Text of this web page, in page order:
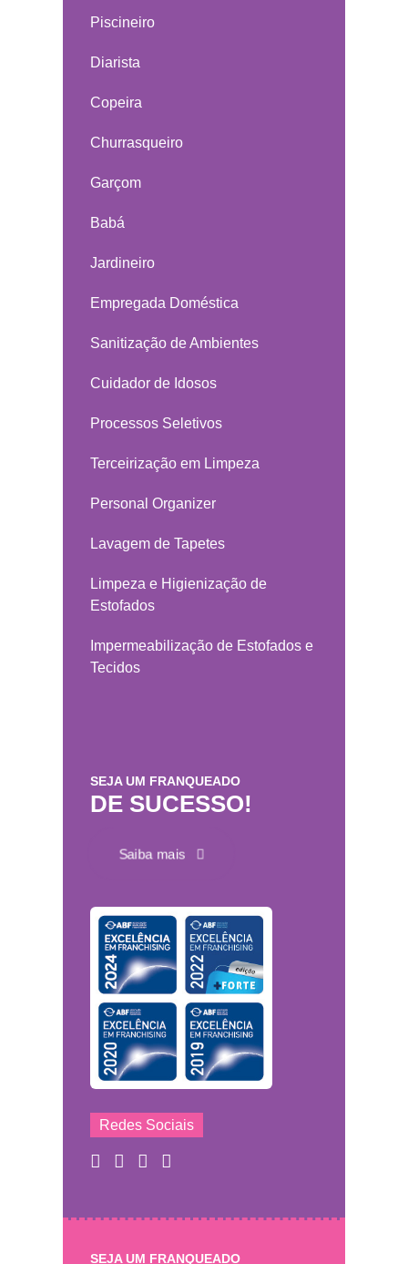
Piscineiro
Diarista
Copeira
Churrasqueiro
Garçom
Babá
Jardineiro
Empregada Doméstica
Sanitização de Ambientes
Cuidador de Idosos
Processos Seletivos
Terceirização em Limpeza
Personal Organizer
Lavagem de Tapetes
Limpeza e Higienização de
Estofados
Impermeabilização de Estofados e
Tecidos
SEJA UM FRANQUEADO
DE SUCESSO!
Saiba mais
Redes Sociais
SEJA UM FRANQUEADO